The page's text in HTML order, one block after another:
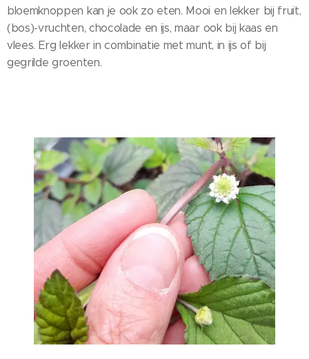
bloemknoppen kan je ook zo eten. Mooi en lekker bij fruit,
(bos)-vruchten, chocolade en ijs, maar ook bij kaas en
vlees. Erg lekker in combinatie met munt, in ijs of bij
gegrilde groenten.